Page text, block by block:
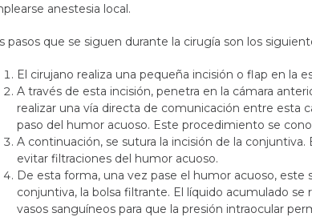
anestesia local.
pasos que se siguen durante la cirugía son los
El cirujano realiza una pequeña incisión o flap en la
A través de esta incisión, penetra en la cámara
realizar una vía directa de comunicación entre esta
paso del humor acuoso. Este procedimiento se
A continuación, se sutura la incisión de la
evitar filtraciones del humor acuoso.
De esta forma, una vez pase el humor acuoso, este
conjuntiva, la bolsa filtrante. El líquido acumulado
vasos sanguíneos para que la presión intraocular